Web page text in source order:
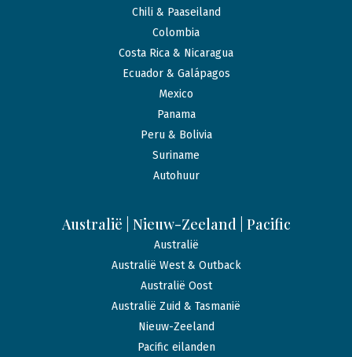
Chili & Paaseiland
Colombia
Costa Rica & Nicaragua
Ecuador & Galápagos
Mexico
Panama
Peru & Bolivia
Suriname
Autohuur
Australië | Nieuw-Zeeland | Pacific
Australië
Australië West & Outback
Australië Oost
Australië Zuid & Tasmanië
Nieuw-Zeeland
Pacific eilanden